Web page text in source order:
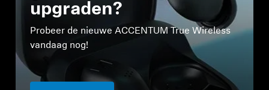
AMBEO soundbars en Subs
Ontdek AMBEO
AMBEO-onderdelen en accessoires
upgraden?
Probeer de nieuwe ACCENTUM True Wireless
vandaag nog!